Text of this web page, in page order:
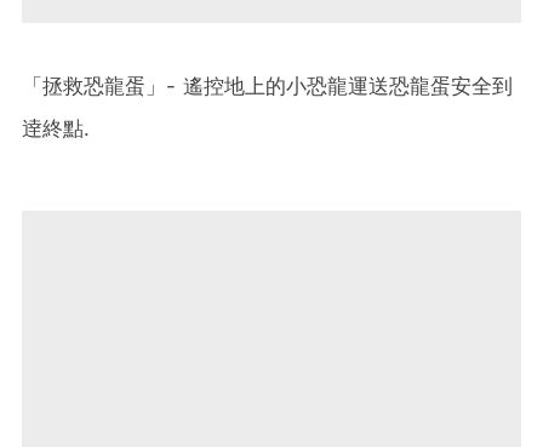
「拯救恐龍蛋」- 遙控地上的小恐龍運送恐龍蛋安全到
逹終點.